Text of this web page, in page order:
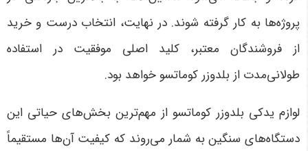
پروژه‌ها به کار گرفته شوند. در نهایت، انتخاب درست و خرید
از فروشندگان معتبر، کلید اصلی موفقیت در استفاده
طولانی‌مدت از بلدوزر کوماتسو خواهد بود.
لوازم یدکی بلدوزر کوماتسو از مهم‌ترین بخش‌های حیاتی این
دستگاه‌های سنگین به شمار می‌روند که کیفیت آن‌ها مستقیماً